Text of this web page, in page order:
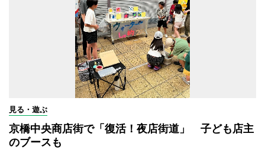
見る・遊ぶ
京橋中央商店街で「復活！夜店街道」 子ども店主
のブースも